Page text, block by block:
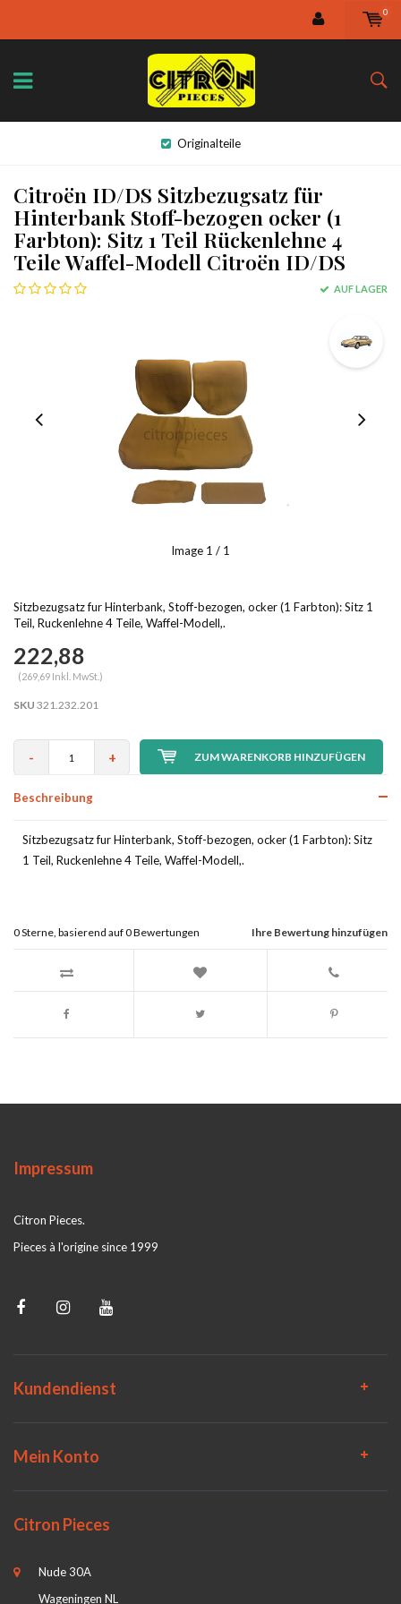
0
Originalteile
Citroën ID/DS Sitzbezugsatz für
Hinterbank Stoff-bezogen ocker (1
Farbton): Sitz 1 Teil Rückenlehne 4
Teile Waffel-Modell Citroën ID/DS
AUF LAGER
Image 1 / 1
Sitzbezugsatz fur Hinterbank, Stoff-bezogen, ocker (1 Farbton): Sitz 1
Teil, Ruckenlehne 4 Teile, Waffel-Modell,.
222,88
(269,69 Inkl. MwSt.)
SKU 321.232.201
- + ZUM WARENKORB HINZUFÜGEN
Beschreibung
Sitzbezugsatz fur Hinterbank, Stoff-bezogen, ocker (1 Farbton): Sitz
1 Teil, Ruckenlehne 4 Teile, Waffel-Modell,.
Ihre Bewertung hinzufügen
0Sterne, basierend auf0Bewertungen
Impressum
Citron Pieces.
Pieces à l'origine since 1999
Kundendienst
Mein Konto
Citron Pieces
Nude 30A
Wageningen NL